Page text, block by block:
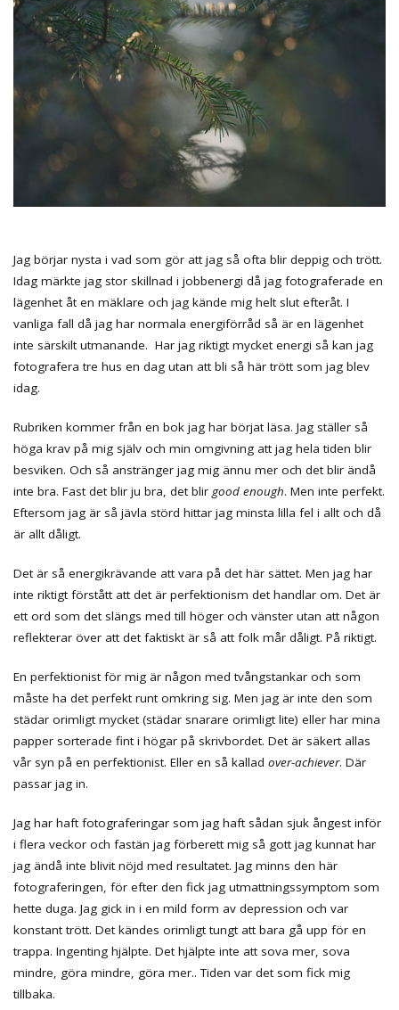
Jag börjar nysta i vad som gör att jag så ofta blir deppig och trött.
Idag märkte jag stor skillnad i jobbenergi då jag fotograferade en
lägenhet åt en mäklare och jag kände mig helt slut efteråt. I
vanliga fall då jag har normala energiförråd så är en lägenhet
inte särskilt utmanande. Har jag riktigt mycket energi så kan jag
fotografera tre hus en dag utan att bli så här trött som jag blev
idag.
Rubriken kommer från en bok jag har börjat läsa. Jag ställer så
höga krav på mig själv och min omgivning att jag hela tiden blir
besviken. Och så anstränger jag mig ännu mer och det blir ändå
inte bra. Fast det blir ju bra, det blir good enough. Men inte perfekt.
Eftersom jag är så jävla störd hittar jag minsta lilla fel i allt och då
är allt dåligt.
Det är så energikrävande att vara på det här sättet. Men jag har
inte riktigt förstått att det är perfektionism det handlar om. Det är
ett ord som det slängs med till höger och vänster utan att någon
reflekterar över att det faktiskt är så att folk mår dåligt. På riktigt.
En perfektionist för mig är någon med tvångstankar och som
måste ha det perfekt runt omkring sig. Men jag är inte den som
städar orimligt mycket (städar snarare orimligt lite) eller har mina
papper sorterade fint i högar på skrivbordet. Det är säkert allas
vår syn på en perfektionist. Eller en så kallad over-achiever. Där
passar jag in.
Jag har haft fotograferingar som jag haft sådan sjuk ångest inför
i flera veckor och fastän jag förberett mig så gott jag kunnat har
jag ändå inte blivit nöjd med resultatet. Jag minns den här
fotograferingen, för efter den fick jag utmattningssymptom som
hette duga. Jag gick in i en mild form av depression och var
konstant trött. Det kändes orimligt tungt att bara gå upp för en
trappa. Ingenting hjälpte. Det hjälpte inte att sova mer, sova
mindre, göra mindre, göra mer.. Tiden var det som fick mig
tillbaka.